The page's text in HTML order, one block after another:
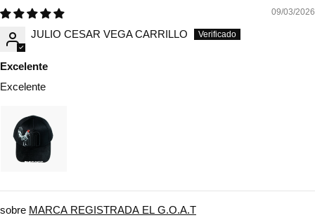
09/03/2026
JULIO CESAR VEGA CARRILLO
Excelente
Excelente
MARCA REGISTRADA EL G.O.A.T